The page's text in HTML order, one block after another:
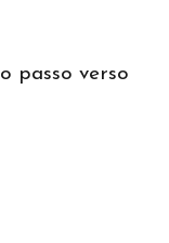
passo verso